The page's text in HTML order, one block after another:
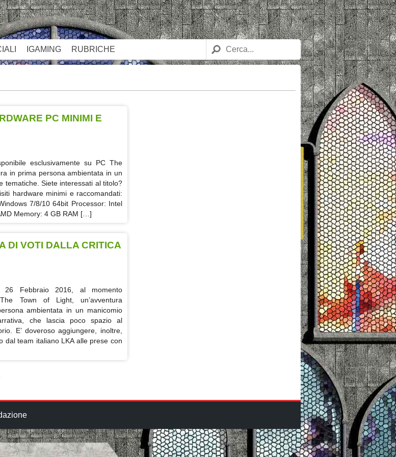
IGAMING RUBRICHE
PC MINIMI E
esclusivamente su PC The
in prima persona ambientata in un
tematiche. Siete interessati al titolo?
hardware minimi e raccomandati:
7/8/10 64bit Processor: Intel
Memory: 4 GB RAM […]
DI VOTI DALLA CRITICA
26 Febbraio 2016, al momento
Town of Light, un’avventura
ambientata in un manicomio
che lascia poco spazio al
E’ doveroso aggiungere, inoltre,
dal team italiano LKA alle prese con